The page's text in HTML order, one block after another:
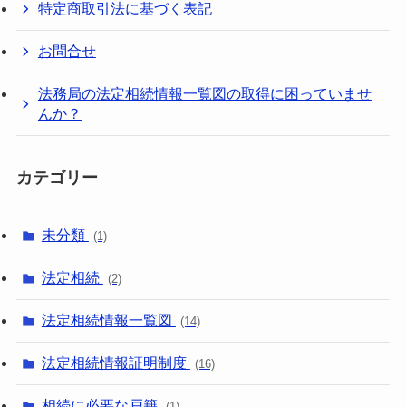
特定商取引法に基づく表記
お問合せ
法務局の法定相続情報一覧図の取得に困っていませ
んか？
カテゴリー
未分類 (1)
法定相続 (2)
法定相続情報一覧図 (14)
法定相続情報証明制度 (16)